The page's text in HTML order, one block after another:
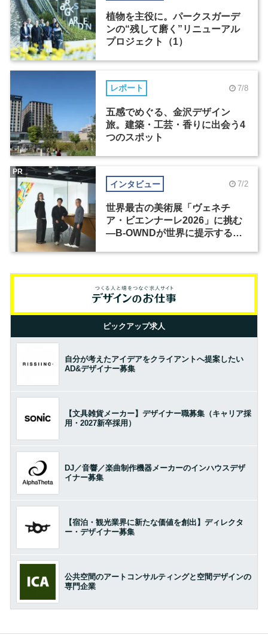
植物を主役に。パークスガーデ
ンの“残して磨く”リニューアル
プロジェクト（1）
レポート 7/8
五感でめぐる、金沢デザイン
旅。建築・工芸・香りに出会う4
つのスポット
インタビュー 7/2
世界最古の美術展「ヴェネチ
ア・ビエンナーレ2026」に挑む
―B-OWNDが世界に提示する美
PR
ピックアップ求人
自分が考えたアイデアをクライアントへ提案したい
AD&デザイナー募集
【文具雑貨メーカー】デザイナー職募集（キャリア採
用・2027新卒採用）
DJ／音響／楽曲制作機器メーカーのインハウスデザ
イナー募集
【宿泊・観光業界に新たな価値を創出】ディレクタ
ー・デザイナー募集
公共空間のアートコンサルティングと空間デザインの
専門企業